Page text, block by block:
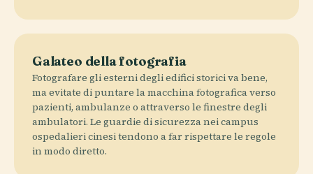
Galateo della fotografia
Fotografare gli esterni degli edifici storici va bene,
ma evitate di puntare la macchina fotografica verso
pazienti, ambulanze o attraverso le finestre degli
ambulatori. Le guardie di sicurezza nei campus
ospedalieri cinesi tendono a far rispettare le regole
in modo diretto.